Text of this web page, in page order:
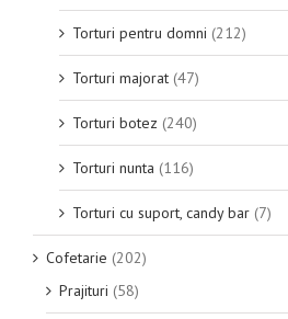
Torturi pentru domni (212)
Torturi majorat (47)
Torturi botez (240)
Torturi nunta (116)
Torturi cu suport, candy bar (7)
Cofetarie (202)
Prajituri (58)